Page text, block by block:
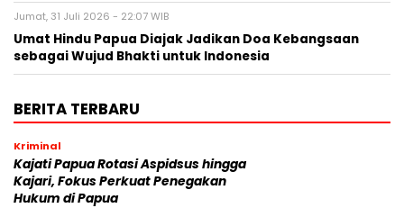
Jumat, 31 Juli 2026 - 22:07 WIB
Umat Hindu Papua Diajak Jadikan Doa Kebangsaan
sebagai Wujud Bhakti untuk Indonesia
BERITA TERBARU
Kriminal
Kajati Papua Rotasi Aspidsus hingga
Kajari, Fokus Perkuat Penegakan
Hukum di Papua